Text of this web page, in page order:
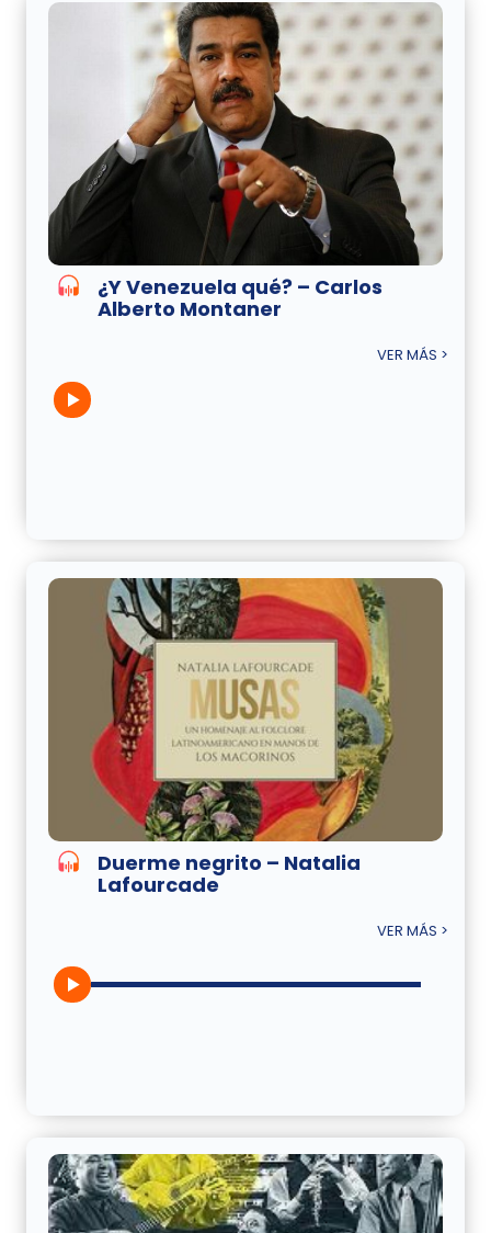
¿Y Venezuela qué? – Carlos
Alberto Montaner
VER MÁS >
Duerme negrito – Natalia
Lafourcade
VER MÁS >